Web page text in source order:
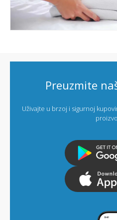
Preuzmite
Uživajte u brzoj i sigurnoj